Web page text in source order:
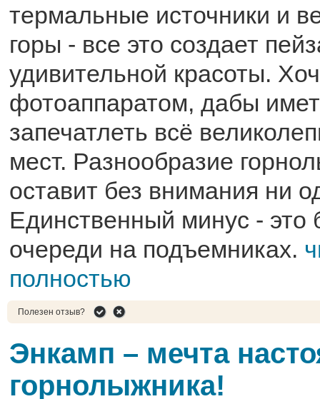
термальные источники и
горы - все это создает
удивительной красоты.
фотоаппаратом, дабы
запечатлеть всё
мест. Разнообразие
оставит без внимания ни
Единственный минус - это
очереди на подъемниках.
полностью
Полезен отзыв?
Энкамп – мечта
горнолыжника!